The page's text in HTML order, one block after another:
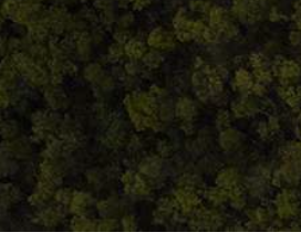
J12/419/2016
CIF 35566674